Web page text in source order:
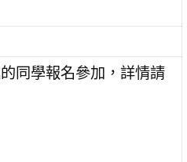
同學報名參加，詳情請